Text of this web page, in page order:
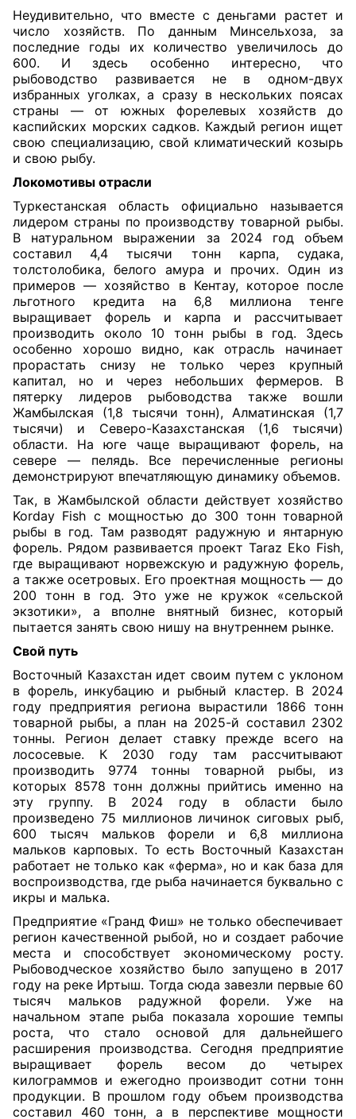
Неудивительно, что вместе с деньгами растет и
число хозяйств. По данным Минсельхоза, за
последние годы их количество увеличилось до
600. И здесь особенно интересно, что
рыбоводство развивается не в одном-двух
избранных уголках, а сразу в нескольких поясах
страны — от южных форелевых хозяйств до
каспийских морских садков. Каждый регион ищет
свою специализацию, свой климатический козырь
и свою рыбу.
Локомотивы отрасли
Туркестанская область официально называется
лидером страны по производству товарной рыбы.
В натуральном выражении за 2024 год объем
составил 4,4 тысячи тонн карпа, судака,
толстолобика, белого амура и прочих. Один из
примеров — хозяйство в Кентау, которое после
льготного кредита на 6,8 миллиона тенге
выращивает форель и карпа и рассчитывает
производить около 10 тонн рыбы в год. Здесь
особенно хорошо видно, как отрасль начинает
прорастать снизу не только через крупный
капитал, но и через небольших фермеров. В
пятерку лидеров рыбоводства также вошли
Жамбылская (1,8 тысячи тонн), Алматинская (1,7
тысячи) и Северо-Казахстанская (1,6 тысячи)
области. На юге чаще выращивают форель, на
севере — пелядь. Все перечисленные регионы
демонстрируют впечатляющую динамику объемов.
Так, в Жамбылской области действует хозяйство
Korday Fish с мощностью до 300 тонн товарной
рыбы в год. Там разводят радужную и янтарную
форель. Рядом развивается проект Taraz Eko Fish,
где выращивают норвежскую и радужную форель,
а также осетровых. Его проектная мощность — до
200 тонн в год. Это уже не кружок «сельской
экзотики», а вполне внятный бизнес, который
пытается занять свою нишу на внутреннем рынке.
Свой путь
Восточный Казахстан идет своим путем с уклоном
в форель, инкубацию и рыбный кластер. В 2024
году предприятия региона вырастили 1866 тонн
товарной рыбы, а план на 2025-й составил 2302
тонны. Регион делает ставку прежде всего на
лососевые. К 2030 году там рассчитывают
производить 9774 тонны товарной рыбы, из
которых 8578 тонн должны прийтись именно на
эту группу. В 2024 году в области было
произведено 75 миллионов личинок сиговых рыб,
600 тысяч мальков форели и 6,8 миллиона
мальков карповых. То есть Восточный Казахстан
работает не только как «ферма», но и как база для
воспроизводства, где рыба начинается буквально с
икры и малька.
Предприятие «Гранд Фиш» не только обеспечивает
регион качественной рыбой, но и создает рабочие
места и способствует экономическому росту.
Рыбоводческое хозяйство было запущено в 2017
году на реке Иртыш. Тогда сюда завезли первые 60
тысяч мальков радужной форели. Уже на
начальном этапе рыба показала хорошие темпы
роста, что стало основой для дальнейшего
расширения производства. Сегодня предприятие
выращивает форель весом до четырех
килограммов и ежегодно производит сотни тонн
продукции. В прошлом году объем производства
составил 460 тонн, а в перспективе мощности